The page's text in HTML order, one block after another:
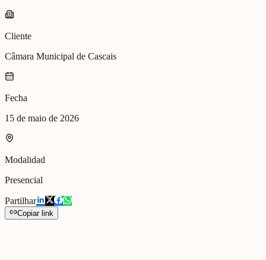
Cliente
Câmara Municipal de Cascais
Fecha
15 de maio de 2026
Modalidad
Presencial
Partilhar
Copiar link